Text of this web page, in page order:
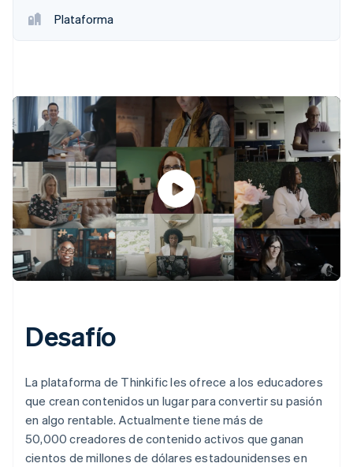
Plataforma
Desafío
La plataforma de Thinkific les ofrece a los educadores
que crean contenidos un lugar para convertir su pasión
en algo rentable. Actualmente tiene más de
50,000 creadores de contenido activos que ganan
cientos de millones de dólares estadounidenses en